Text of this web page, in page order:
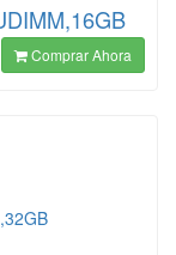
Comprar Ahora